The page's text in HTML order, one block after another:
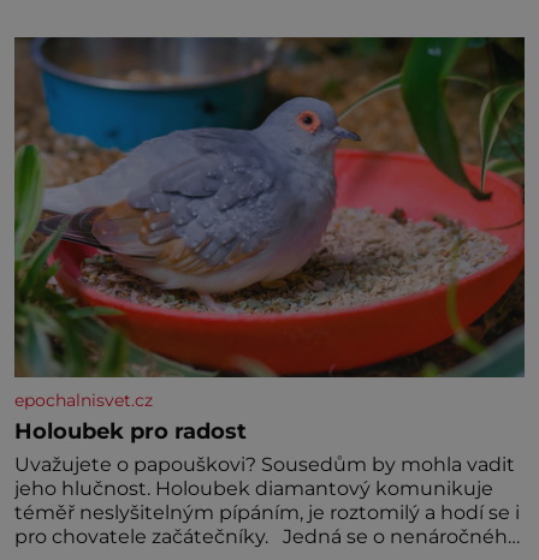
jednoduchost, měkkost a bezpečí, proto by pokoj
miminka měl působit především klidně a útulně.
Předškolní věk je
epochalnisvet.cz
Holoubek pro radost
Uvažujete o papouškovi? Sousedům by mohla vadit
jeho hlučnost. Holoubek diamantový komunikuje
téměř neslyšitelným pípáním, je roztomilý a hodí se i
pro chovatele začátečníky. Jedná se o nenáročného